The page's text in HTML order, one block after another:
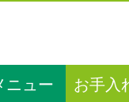
ニュー お手入